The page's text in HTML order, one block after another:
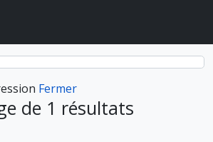
Fermer
de 1 résultats